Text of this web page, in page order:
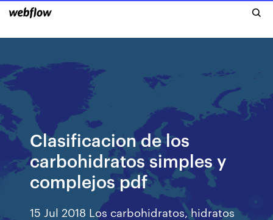
Clasificacion de los
carbohidratos simples y
complejos pdf
15 Jul 2018 Los carbohidratos, hidratos